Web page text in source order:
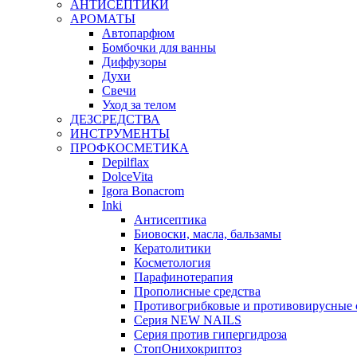
АНТИСЕПТИКИ
АРОМАТЫ
Автопарфюм
Бомбочки для ванны
Диффузоры
Духи
Свечи
Уход за телом
ДЕЗСРЕДСТВА
ИНСТРУМЕНТЫ
ПРОФКОСМЕТИКА
Depilflax
DolceVita
Igora Bonacrom
Inki
Антисептика
Биовоски, масла, бальзамы
Кератолитики
Косметология
Парафинотерапия
Прополисные средства
Противогрибковые и противовирусные
Серия NEW NAILS
Серия против гипергидроза
СтопОнихокриптоз